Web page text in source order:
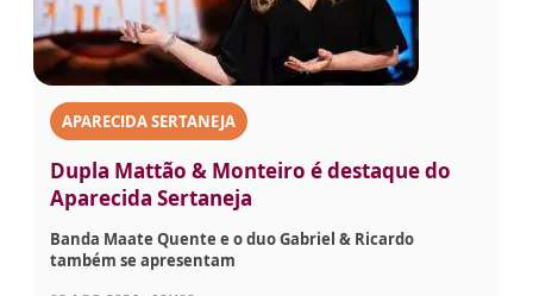
APARECIDA SERTANEJA
Dupla Mattão & Monteiro é destaque do
Aparecida Sertaneja
Banda Maate Quente e o duo Gabriel & Ricardo
também se apresentam